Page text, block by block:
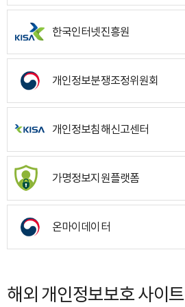
한국인터넷진흥원
개인정보분쟁조정위원회
개인정보침해신고센터
가명정보지원플랫폼
온마이데이터
해외 개인정보보호 사이트